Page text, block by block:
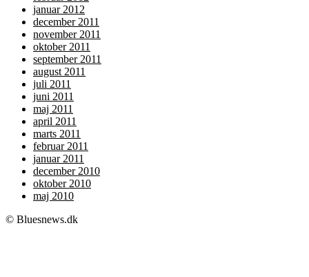
januar 2012
december 2011
november 2011
oktober 2011
september 2011
august 2011
juli 2011
juni 2011
maj 2011
april 2011
marts 2011
februar 2011
januar 2011
december 2010
oktober 2010
maj 2010
© Bluesnews.dk